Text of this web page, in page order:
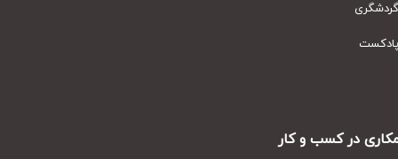
در کسب و کار